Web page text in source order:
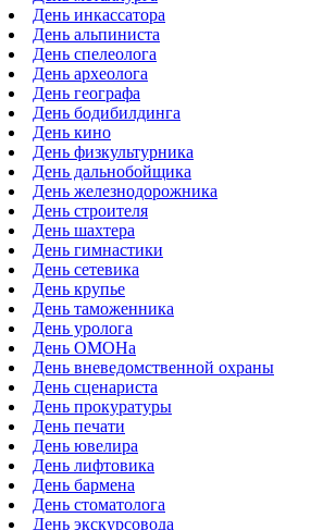
День инкассатора
День альпиниста
День спелеолога
День археолога
День географа
День бодибилдинга
День кино
День физкультурника
День дальнобойщика
День железнодорожника
День строителя
День шахтера
День гимнастики
День сетевика
День крупье
День таможенника
День уролога
День ОМОНа
День вневедомственной охраны
День сценариста
День прокуратуры
День печати
День ювелира
День лифтовика
День бармена
День стоматолога
День экскурсовода